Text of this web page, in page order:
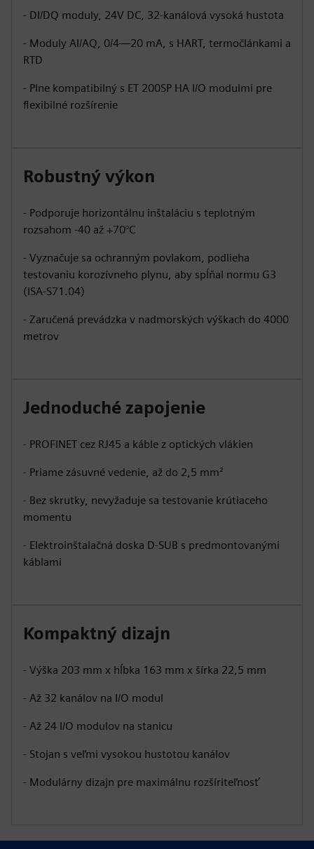
- DI/DQ moduly, 24V DC, 32-kanálová vysoká hustota
- Moduly AI/AQ, 0/4—20 mA, s HART, termočlánkami a
RTD
- Plne kompatibilný s ET 200SP HA I/O modulmi pre
flexibilné rozšírenie
Robustný výkon
- Podporuje horizontálnu inštaláciu s teplotným
rozsahom -40 až +70°C
- Vyznačuje sa ochranným povlakom, podlieha
testovaniu korozívneho plynu, aby spĺňal normu G3
(ISA-S71.04)
- Zaručená prevádzka v nadmorských výškach do 4000
metrov
Jednoduché zapojenie
- PROFINET cez RJ45 a káble z optických vlákien
- Priame zásuvné vedenie, až do 2,5 mm²
- Bez skrutky, nevyžaduje sa testovanie krútiaceho
momentu
- Elektroinštalačná doska D-SUB s predmontovanými
káblami
Kompaktný dizajn
- Výška 203 mm x hĺbka 163 mm x šírka 22,5 mm
- Až 32 kanálov na I/O modul
- Až 24 I/O modulov na stanicu
- Stojan s veľmi vysokou hustotou kanálov
- Modulárny dizajn pre maximálnu rozšíriteľnosť